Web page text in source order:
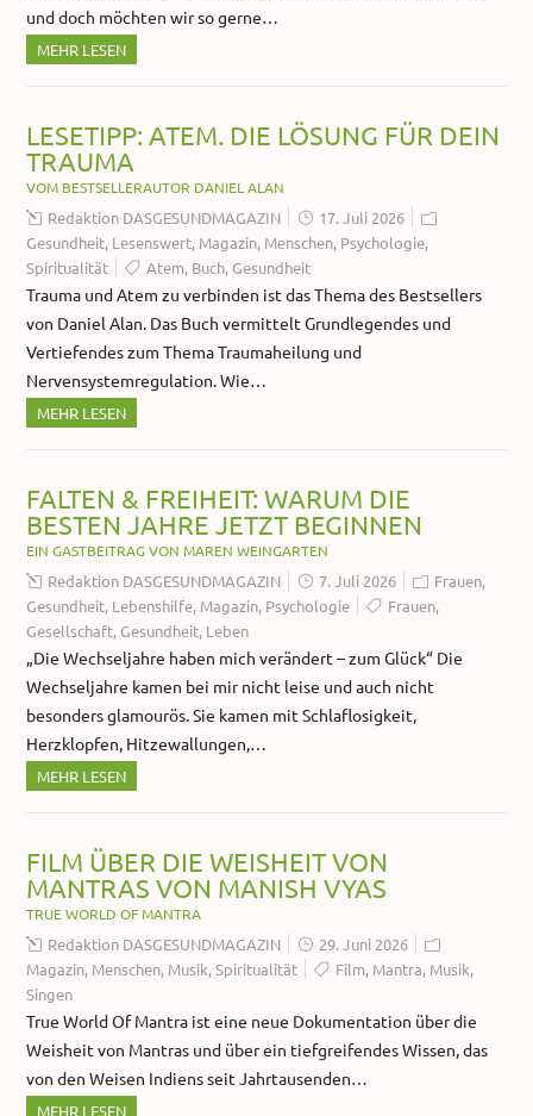
und doch möchten wir so gerne…
MEHR LESEN
LESETIPP: ATEM. DIE LÖSUNG FÜR DEIN
TRAUMA
VOM BESTSELLERAUTOR DANIEL ALAN
Redaktion DASGESUNDMAGAZIN
17. Juli 2026
Gesundheit, Lesenswert, Magazin, Menschen, Psychologie,
Spiritualität
Atem, Buch,Gesundheit
Trauma und Atem zu verbinden ist das Thema des Bestsellers
von Daniel Alan. Das Buch vermittelt Grundlegendes und
Vertiefendes zum Thema Traumaheilung und
Nervensystemregulation. Wie…
MEHR LESEN
FALTEN & FREIHEIT: WARUM DIE
BESTEN JAHRE JETZT BEGINNEN
EIN GASTBEITRAG VON MAREN WEINGARTEN
Redaktion DASGESUNDMAGAZIN 7. Juli 2026 Frauen,
Gesundheit, Lebenshilfe, Magazin, Psychologie Frauen,
Gesellschaft,Gesundheit, Leben
„Die Wechseljahre haben mich verändert – zum Glück“ Die
Wechseljahre kamen bei mir nicht leise und auch nicht
besonders glamourös. Sie kamen mit Schlaflosigkeit,
Herzklopfen, Hitzewallungen,…
MEHR LESEN
FILM ÜBER DIE WEISHEIT VON
MANTRAS VON MANISH VYAS
TRUE WORLD OF MANTRA
Redaktion DASGESUNDMAGAZIN
29. Juni 2026
Magazin, Menschen, Musik,Spiritualität Film, Mantra, Musik,
Singen
True World Of Mantra ist eine neue Dokumentation über die
Weisheit von Mantras und über ein tiefgreifendes Wissen, das
von den Weisen Indiens seit Jahrtausenden…
MEHR LESEN